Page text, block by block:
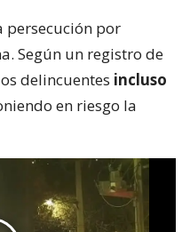
persecución por
Según un registro de
delincuentes incluso
en riesgo la